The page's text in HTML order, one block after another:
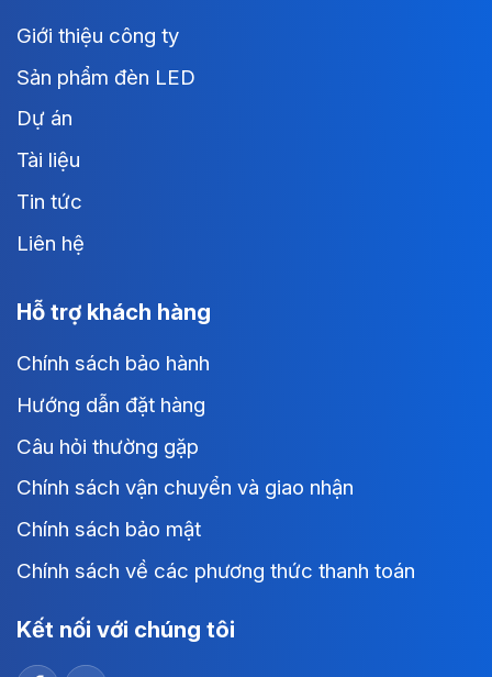
Giới thiệu công ty
Sản phẩm đèn LED
Dự án
Tài liệu
Tin tức
Liên hệ
Hỗ trợ khách hàng
Chính sách bảo hành
Hướng dẫn đặt hàng
Câu hỏi thường gặp
Chính sách vận chuyển và giao nhận
Chính sách bảo mật
Chính sách về các phương thức thanh toán
Kết nối với chúng tôi